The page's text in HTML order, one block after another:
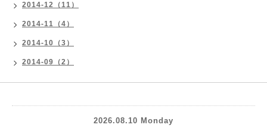
2014-12（11）
2014-11（4）
2014-10（3）
2014-09（2）
2026.08.10 Monday